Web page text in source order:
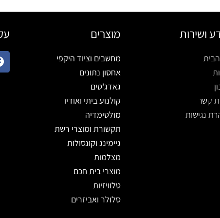
ושירות
קשר
נגישות
מוצרים
מחשבים וציוד היקפי
אחסון נתונים
גאדג'טים
קולנוע ביתי ואודיו
מולטימדיה
תקשורת ומוצרי רשת
גיימינג וקונסולות
מצלמות
מוצרי בית חכם
טלוויזיות
סלולר ואביזרים